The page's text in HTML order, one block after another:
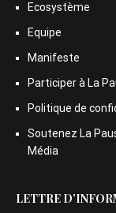
Ecosystème
Equipe
Manifeste
Participer à La
Politique de
Soutenez La
Média
LETTRE